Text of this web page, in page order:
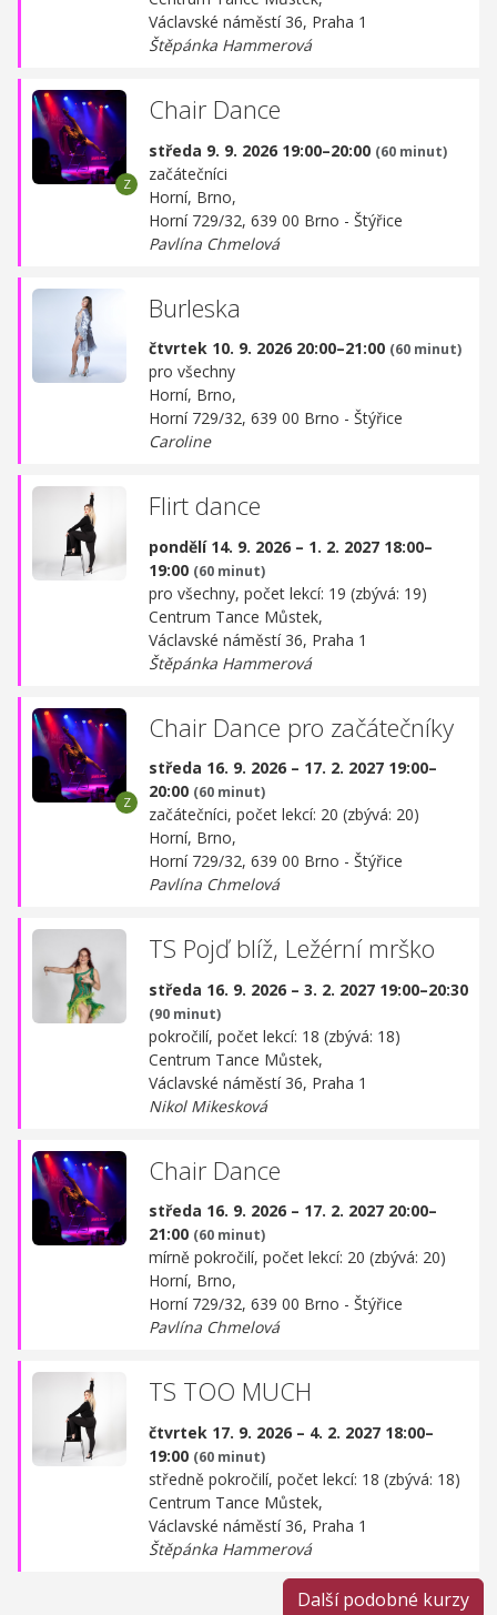
Václavské náměstí 36, Praha 1
Štěpánka Hammerová
Chair Dance
středa 9. 9. 2026 19:00–20:00 (60 minut)
začátečníci
Horní, Brno,
Horní 729/32, 639 00 Brno - Štýřice
Pavlína Chmelová
Burleska
čtvrtek 10. 9. 2026 20:00–21:00 (60 minut)
pro všechny
Horní, Brno,
Horní 729/32, 639 00 Brno - Štýřice
Caroline
Flirt dance
pondělí 14. 9. 2026 – 1. 2. 2027 18:00–
19:00 (60 minut)
pro všechny, počet lekcí: 19 (zbývá: 19)
Centrum Tance Můstek,
Václavské náměstí 36, Praha 1
Štěpánka Hammerová
Chair Dance pro začátečníky
středa 16. 9. 2026 – 17. 2. 2027 19:00–
20:00 (60 minut)
začátečníci, počet lekcí: 20 (zbývá: 20)
Horní, Brno,
Horní 729/32, 639 00 Brno - Štýřice
Pavlína Chmelová
TS Pojď blíž, Ležérní mrško
středa 16. 9. 2026 – 3. 2. 2027 19:00–20:30
(90 minut)
pokročilí, počet lekcí: 18 (zbývá: 18)
Centrum Tance Můstek,
Václavské náměstí 36, Praha 1
Nikol Mikesková
Chair Dance
středa 16. 9. 2026 – 17. 2. 2027 20:00–
21:00 (60 minut)
mírně pokročilí, počet lekcí: 20 (zbývá: 20)
Horní, Brno,
Horní 729/32, 639 00 Brno - Štýřice
Pavlína Chmelová
TS TOO MUCH
čtvrtek 17. 9. 2026 – 4. 2. 2027 18:00–
19:00 (60 minut)
středně pokročilí, počet lekcí: 18 (zbývá: 18)
Centrum Tance Můstek,
Václavské náměstí 36, Praha 1
Štěpánka Hammerová
Další podobné kurzy